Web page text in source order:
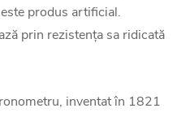
produs artificial.
prin rezistența sa ridicată
inventat în 1821